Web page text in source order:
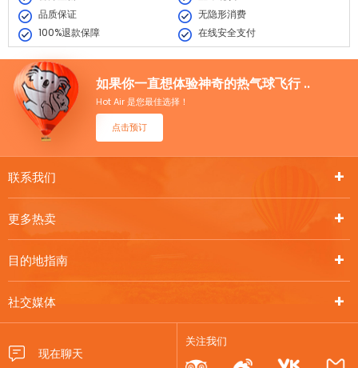
品质保证
无隐形消费
100%退款保障
在线安全支付
如果你一直想体验神奇的热气球飞行 ..
Hot Air 是您最佳选择！
点击预订
更多热卖
目的地指南
社交媒体
联系我们
关注我们